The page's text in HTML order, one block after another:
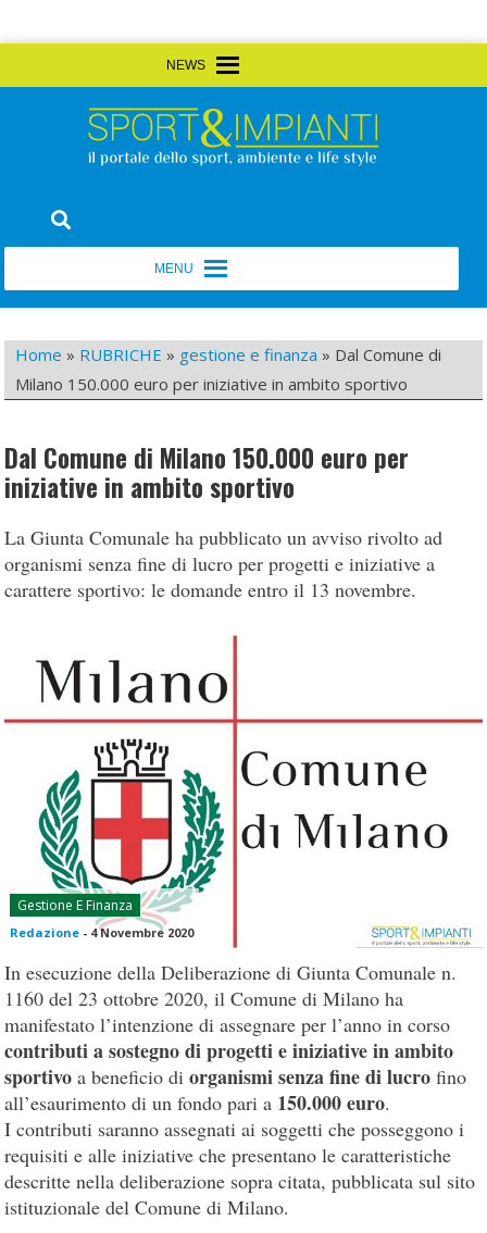
to
Sport&Impianti
Home » RUBRICHE » gestione e finanza » Dal Comune di
Milano 150.000 euro per iniziative in ambito sportivo
Dal Comune di Milano 150.000 euro per
iniziative in ambito sportivo
La Giunta Comunale ha pubblicato un avviso rivolto ad
organismi senza fine di lucro per progetti e iniziative a
carattere sportivo: le domande entro il 13 novembre.
Gestione E Finanza
Redazione - 4 Novembre 2020
In esecuzione della Deliberazione di Giunta Comunale n.
1160 del 23 ottobre 2020, il Comune di Milano ha
manifestato l’intenzione di assegnare per l’anno in corso
contributi a sostegno di progetti e iniziative in ambito
sportivo a beneficio diorganismi senza fine di lucro fino
all’esaurimento di un fondo pari a 150.000 euro.
I contributi saranno assegnati ai soggetti che posseggono i
requisiti e alle iniziative che presentano le caratteristiche
descritte nella deliberazione sopra citata, pubblicata sul sito
istituzionale del Comune di Milano.